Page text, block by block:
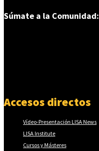
Súmate a la Comunidad:
Accesos directos
Vídeo-Presentación LISA News
LISA Institute
Cursos y Másteres